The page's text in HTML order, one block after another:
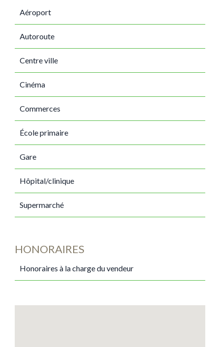
Aéroport
Autoroute
Centre ville
Cinéma
Commerces
École primaire
Gare
Hôpital/clinique
Supermarché
HONORAIRES
Honoraires à la charge du vendeur